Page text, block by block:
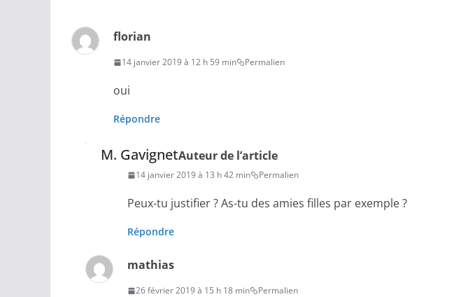
florian
14 janvier 2019 à 12 h 59 min Permalien
oui
Répondre
M. GavignetAuteur de l’article
14 janvier 2019 à 13 h 42 min Permalien
Peux-tu justifier ? As-tu des amies filles par exemple ?
Répondre
mathias
26 février 2019 à 15 h 18 min Permalien